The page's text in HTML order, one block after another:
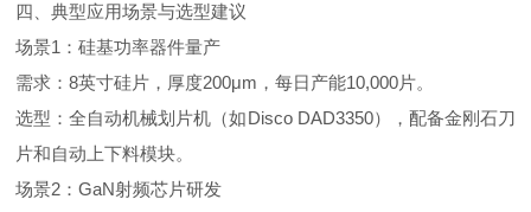
四、典型应用场景与选型建议
场景1 ：硅基功率器件量产
需求：8英寸硅片，厚度200μm ，每日产能10,000片。
选型：全自动机械划片机（如Disco DAD3350），配备金刚石刀
片和自动上下料模块。
场景2 ：GaN射频芯片研发